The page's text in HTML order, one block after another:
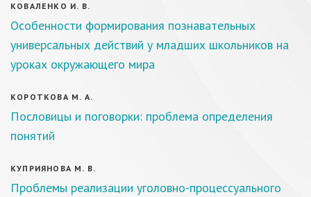
КОВАЛЕНКО И. В.
Особенности формирования познавательных
универсальных действий у младших школьников на
уроках окружающего мира
КОРОТКОВА М. А.
Пословицы и поговорки: проблема определения
понятий
КУПРИЯНОВА М. В.
Проблемы реализации уголовно-процессуального